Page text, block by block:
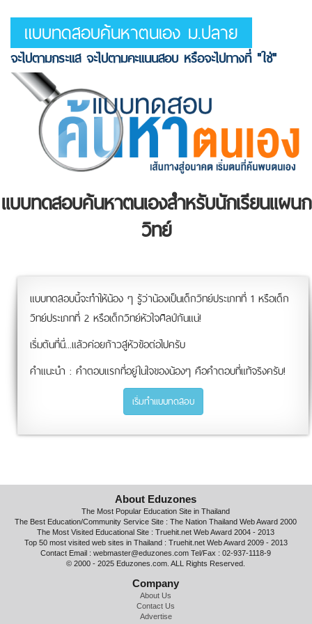
แบบทดสอบค้นหาตนเอง ม.ปลาย
จะไปตามกระแส จะไปตามคะแนนสอบ หรือจะไปทางที่ "ใช่"
แบบทดสอบค้นหาตนเองสำหรับนักเรียนแผนก
วิทย์
แบบทดสอบนี้จะทำให้น้อง ๆ รู้ว่าน้องเป็นเด็กวิทย์ประเภทที่ 1 หรือเด็ก
วิทย์ประเภทที่ 2 หรือเด็กวิทย์หัวใจศิลป์กันแน่!
เริ่มต้นที่นี่...แล้วค่อยก้าวสู่หัวข้อต่อไปครับ
คำแนะนำ : คำตอบแรกที่อยู่ในใจของน้องๆ คือคำตอบที่แท้จริงครับ!
เริ่มทำแบบทดสอบ
About Eduzones
The Most Popular Education Site in Thailand
The Best Education/Community Service Site : The Nation Thailand Web Award 2000
The Most Visited Educational Site : Truehit.net Web Award 2004 - 2013
Top 50 most visited web sites in Thailand : Truehit.net Web Award 2009 - 2013
Contact Email : webmaster@eduzones.com Tel/Fax : 02-937-1118-9
© 2000 - 2025 Eduzones.com. ALL Rights Reserved.
Company
About Us
Contact Us
Advertise